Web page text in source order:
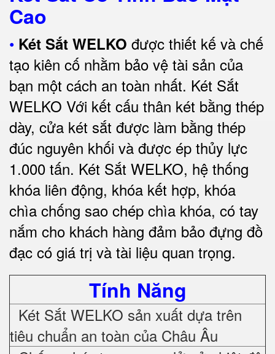
Cao
• Két Sắt WELKO được thiết kế và chế
tạo kiên cố nhằm bảo vệ tài sản của
bạn một cách an toàn nhất. Két Sắt
WELKO Với kết cấu thân két bằng thép
dày, cửa két sắt được làm bằng thép
đúc nguyên khối và được ép thủy lực
1.000 tấn. Két Sắt WELKO, hệ thống
khóa liên động, khóa kết hợp, khóa
chìa chống sao chép chìa khóa, có tay
nắm cho khách hàng đảm bảo đựng đồ
đạc có giá trị và tài liệu quan trọng.
Tính Năng
Két Sắt WELKO sản xuất dựa trên
tiêu chuẩn an toàn của Châu Âu